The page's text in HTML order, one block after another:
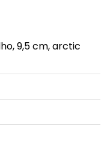
9,5 cm, arctic